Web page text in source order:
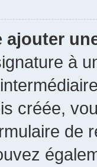
ajouter
à
créée,
de